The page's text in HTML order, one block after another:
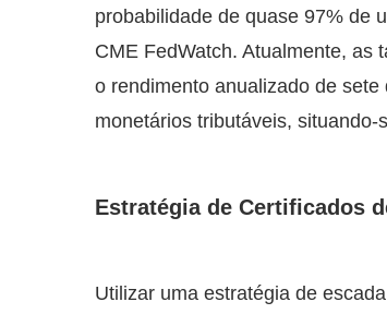
probabilidade de quase 97% de
CME FedWatch. Atualmente, as
o rendimento anualizado de
monetários tributáveis,
Estratégia de Certificados
Utilizar uma estratégia de